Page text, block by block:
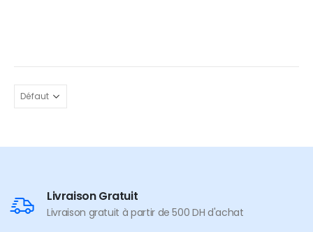
Livraison Gratuit
Livraison gratuit à partir de 500 DH d'achat